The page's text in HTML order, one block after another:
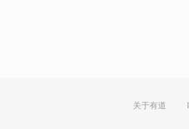
关于有道